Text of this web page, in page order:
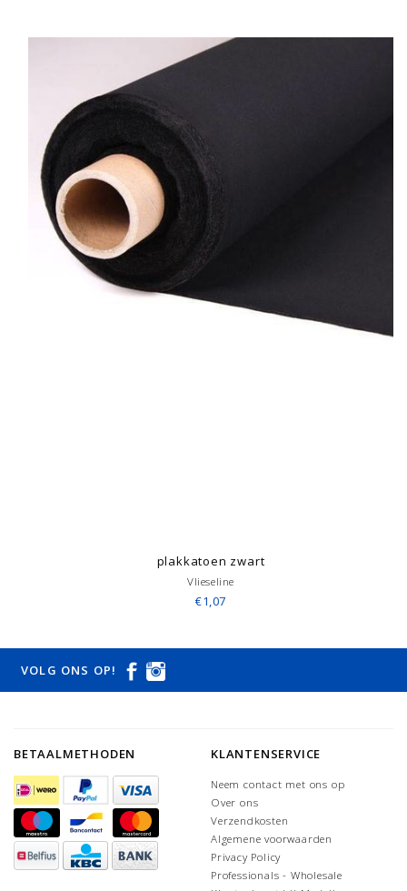
plakkatoen zwart
Vlieseline
€1,07
VOLG ONS OP!
BETAALMETHODEN KLANTENSERVICE
Neem contact met ons op
Over ons
Verzendkosten
Algemene voorwaarden
Privacy Policy
Professionals - Wholesale